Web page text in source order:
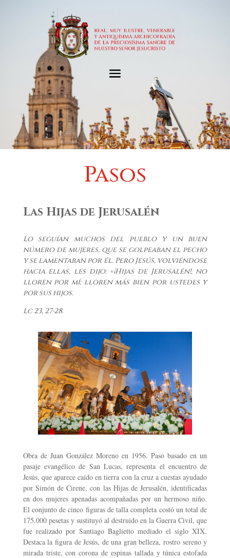
Pasos
Las Hijas de Jerusalén
Lo seguían muchos del pueblo y un buen
número de mujeres, que se golpeaban el pecho
y se lamentaban por él. Pero Jesús, volviéndose
hacia ellas, les dijo: «¡Hijas de Jerusalén!, no
lloren por mí; lloren más bien por ustedes y
por sus hijos.
Lc 23, 27-28.
Obra de Juan González Moreno en 1956. Paso basado en un
pasaje evangélico de San Lucas, representa el encuentro de
Jesús, que aparece caído en tierra con la cruz a cuestas ayudado
por Simón de Cirene, con las Hijas de Jerusalén, identificadas
en dos mujeres apenadas acompañadas por un hermoso niño.
El conjunto de cinco figuras de talla completa costó un total de
175.000 pesetas y sustituyó al destruido en la Guerra Civil, que
fue realizado por Santiago Baglietto mediado el siglo XIX.
Destaca la figura de Jesús, de una gran belleza, rostro sereno y
mirada triste, con corona de espinas tallada y túnica estofada